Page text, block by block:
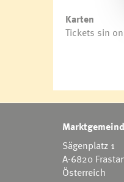
Karten
Tickets sin
Sägenplatz 1
A-6820
Österreich